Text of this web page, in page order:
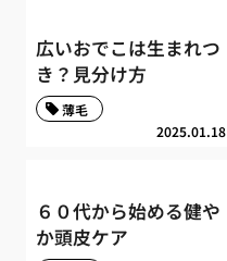
広いおでこは生まれつ
き？見分け方
2025.01.18
薄毛
６０代から始める健や
か頭皮ケア